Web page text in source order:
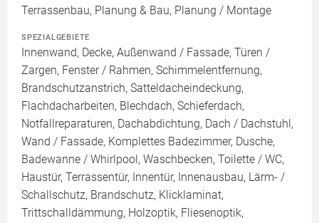
Terrassenbau, Planung & Bau, Planung / Montage
SPEZIALGEBIETE
Innenwand, Decke, Außenwand / Fassade, Türen /
Zargen, Fenster / Rahmen, Schimmelentfernung,
Brandschutzanstrich, Satteldacheindeckung,
Flachdacharbeiten, Blechdach, Schieferdach,
Notfallreparaturen, Dachabdichtung, Dach / Dachstuhl,
Wand / Fassade, Komplettes Badezimmer, Dusche,
Badewanne / Whirlpool, Waschbecken, Toilette / WC,
Haustür, Terrassentür, Innentür, Innenausbau, Lärm- /
Schallschutz, Brandschutz, Klicklaminat,
Trittschalldämmung, Holzoptik, Fliesenoptik,